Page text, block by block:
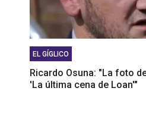
EL GÍGLICO
Ricardo Osuna: "La foto
'La última cena de Loan'"